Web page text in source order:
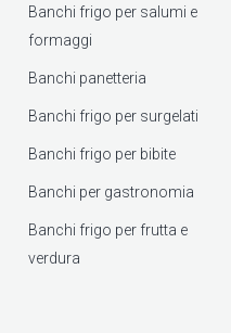
Banchi frigo per salumi e
formaggi
Banchi panetteria
Banchi frigo per surgelati
Banchi frigo per bibite
Banchi per gastronomia
Banchi frigo per frutta e
verdura